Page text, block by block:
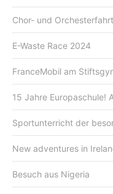
Chor- und Orchesterfahrt
E-Waste Race 2024
FranceMobil am
15 Jahre Europaschule!
Sportunterricht der
New adventures in
Besuch aus Nigeria